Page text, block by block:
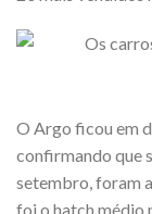
O Argo ficou em
confirmando que
setembro, foram
foi o hatch médio